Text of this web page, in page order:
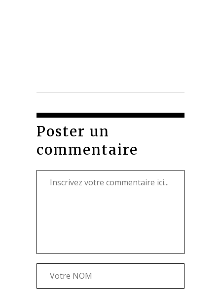
Poster un
commentaire